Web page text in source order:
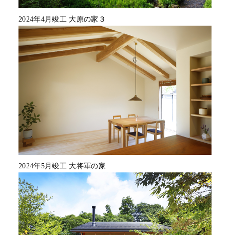
2024年4月竣工 大原の家３
2024年5月竣工 大将軍の家